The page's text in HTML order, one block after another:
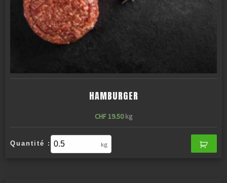
HAMBURGER
CHF19.50 kg
Quantité : kg